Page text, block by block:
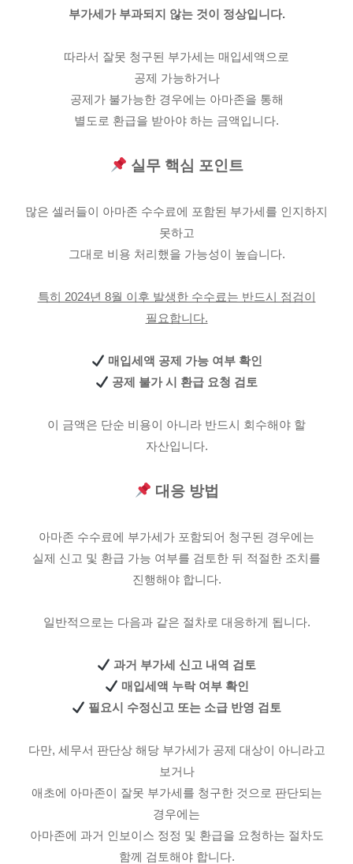
부가세가 부과되지 않는 것이 정상입니다.
따라서 잘못 청구된 부가세는 매입세액으로
공제 가능하거나
공제가 불가능한 경우에는 아마존을 통해
별도로 환급을 받아야 하는 금액입니다.
실무 핵심 포인트
많은 셀러들이 아마존 수수료에 포함된 부가세를 인지하지
못하고
그대로 비용 처리했을 가능성이 높습니다.
특히 2024년 8월 이후 발생한 수수료는 반드시 점검이
필요합니다.
매입세액 공제 가능 여부 확인
공제 불가 시 환급 요청 검토
이 금액은 단순 비용이 아니라 반드시 회수해야 할
자산입니다.
대응 방법
아마존 수수료에 부가세가 포함되어 청구된 경우에는
실제 신고 및 환급 가능 여부를 검토한 뒤 적절한 조치를
진행해야 합니다.
일반적으로는 다음과 같은 절차로 대응하게 됩니다.
과거 부가세 신고 내역 검토
매입세액 누락 여부 확인
필요시 수정신고 또는 소급 반영 검토
다만, 세무서 판단상 해당 부가세가 공제 대상이 아니라고
보거나
애초에 아마존이 잘못 부가세를 청구한 것으로 판단되는
경우에는
아마존에 과거 인보이스 정정 및 환급을 요청하는 절차도
함께 검토해야 합니다.